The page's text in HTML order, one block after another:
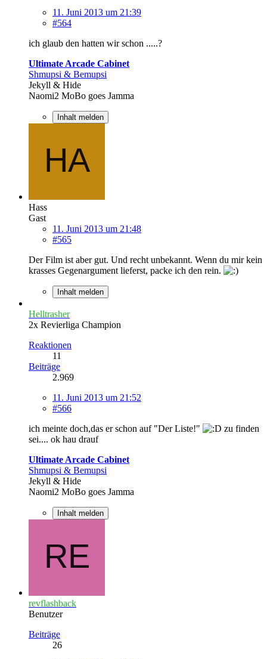
11. Juni 2013 um 21:39
#564
ich glaub den hatten wir schon .....?
Ultimate Arcade Cabinet
Shmupsi & Bemupsi
Jekyll & Hide
Naomi2 MoBo goes Jamma
Inhalt melden
Hass
Gast
11. Juni 2013 um 21:48
#565
Der Film ist aber gut. Und recht unbekannt. Wenn du mir kein
krasses Gegenargument lieferst, packe ich den rein.
Inhalt melden
Helltrasher
2x Revierliga Champion
Reaktionen
11
Beiträge
2.969
11. Juni 2013 um 21:52
#566
ich meinte doch,das er schon auf "Der Liste!"
zu finden
sei.... ok hau drauf
Ultimate Arcade Cabinet
Shmupsi & Bemupsi
Jekyll & Hide
Naomi2 MoBo goes Jamma
Inhalt melden
revflashback
Benutzer
Beiträge
26